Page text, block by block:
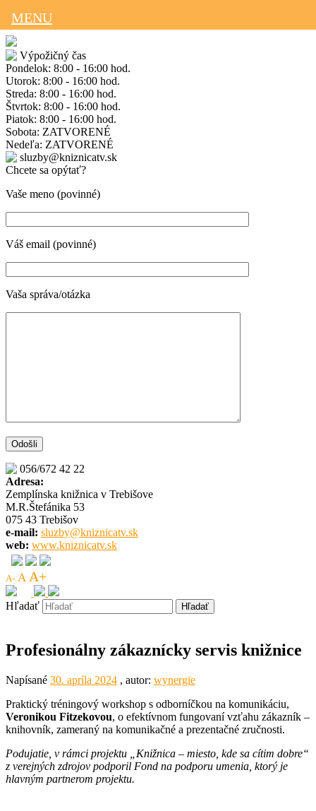
Výpožičný čas
Pondelok: 8:00 - 16:00 hod.
Utorok: 8:00 - 16:00 hod.
Streda: 8:00 - 16:00 hod.
Štvrtok: 8:00 - 16:00 hod.
Piatok: 8:00 - 16:00 hod.
Sobota: ZATVORENÉ
Nedeľa: ZATVORENÉ
sluzby@kniznicatv.sk
Chcete sa opýtať?
Vaše meno (povinné)
Váš email (povinné)
Vaša správa/otázka
056/672 42 22
Adresa:
Zemplínska knižnica v Trebišove
M.R.Štefánika 53
075 43 Trebišov
e-mail: sluzby@kniznicatv.sk
web: www.kniznicatv.sk
A- A A+
Hľadať
Profesionálny zákaznícky servis knižnice
Napísané 30. apríla 2024 , autor: wynergie
Praktický tréningový workshop s odborníčkou na komunikáciu,
Veronikou Fitzekovou, o efektívnom fungovaní vzťahu zákazník –
knihovník, zameraný na komunikačné a prezentačné zručnosti.
Podujatie, v rámci projektu „Knižnica – miesto, kde sa cítim dobre“
z verejných zdrojov podporil Fond na podporu umenia, ktorý je
hlavným partnerom projektu.
MENU